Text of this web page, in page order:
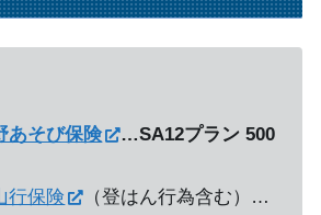
あそび保険
…SA12プラン 500
行保険
（登はん行為含む）…